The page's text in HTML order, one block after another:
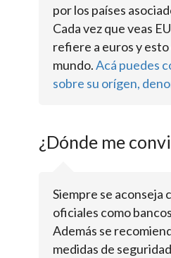
por los países
Cada vez que veas
refiere a euros y
mundo.Acá puedes
sobre su orígen,
¿Dónde me
Siempre se aconseja
oficiales como
Además se
medidas de